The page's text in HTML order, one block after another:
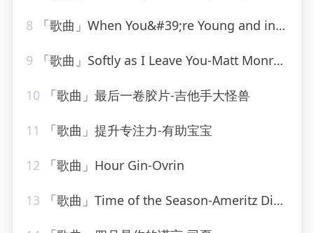
8 「歌曲」When You&#39;re Young and in Love-John Alford
9 「歌曲」Softly as I Leave You-Matt Monro_20260805_113816
10 「歌曲」最后一卷胶片-吉他手大怪兽
11 「歌曲」提升专注力-有助宝宝
12 「歌曲」Hour Gin-Ovrin
13 「歌曲」Time of the Season-Ameritz Digital Karaoke